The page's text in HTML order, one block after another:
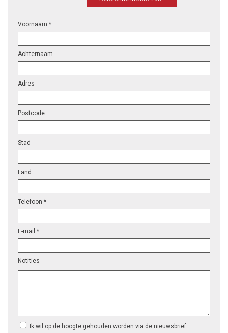
Voornaam *
Achternaam
Adres
Postcode
Stad
Land
Telefoon *
E-mail *
Notities
Ik wil op de hoogte gehouden worden via de nieuwsbrief